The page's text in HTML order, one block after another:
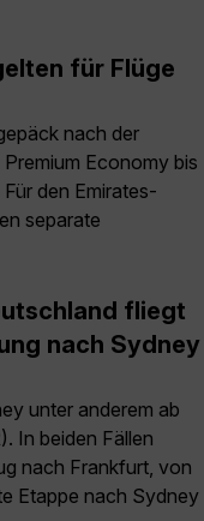
für Flüge
nach der
Economy bis
den Emirates-
separate
fliegt
nach Sydney
unter anderem ab
In beiden Fällen
nach Frankfurt, von
Etappe nach Sydney